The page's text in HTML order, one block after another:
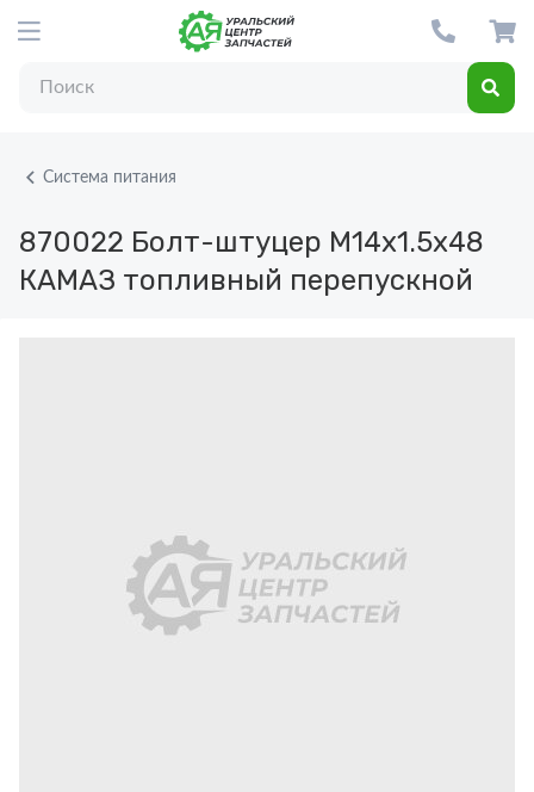
Система питания
870022 Болт-штуцер М14х1.5х48
КАМАЗ топливный перепускной